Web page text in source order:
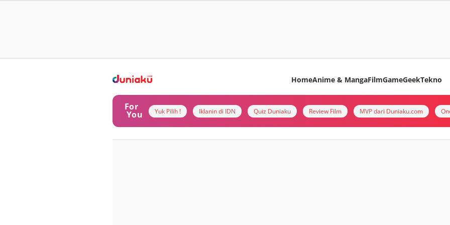
HomeAnime & MangaFilmGameGeekTekno
For
You Yuk Pilih ! Iklanin di IDN Quiz Duniaku Review Film MVP dari Duniaku.com